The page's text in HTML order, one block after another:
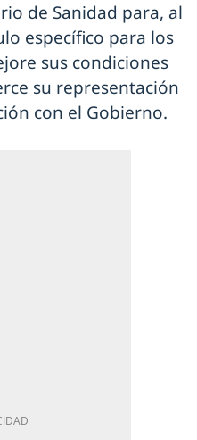
de Sanidad para, al
específico para los
sus condiciones
su representación
con el Gobierno.